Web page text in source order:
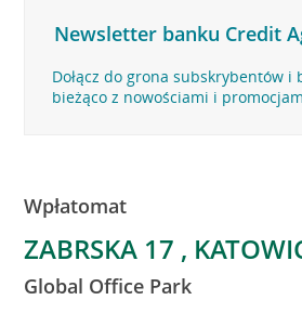
Newsletter banku Credit
Dołącz do grona subskrybentów i
bieżąco z nowościami i
Wpłatomat
ZABRSKA 17 ,
Global Office Park